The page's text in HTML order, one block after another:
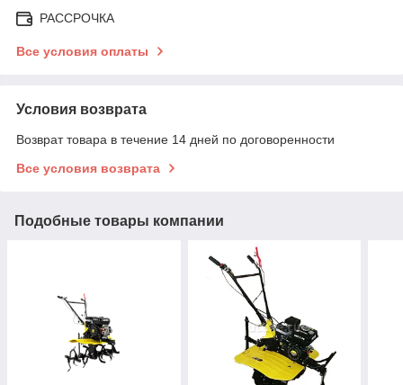
РАССРОЧКА
Все условия оплаты
Условия возврата
Возврат товара в течение 14 дней по договоренности
Все условия возврата
Подобные товары компании